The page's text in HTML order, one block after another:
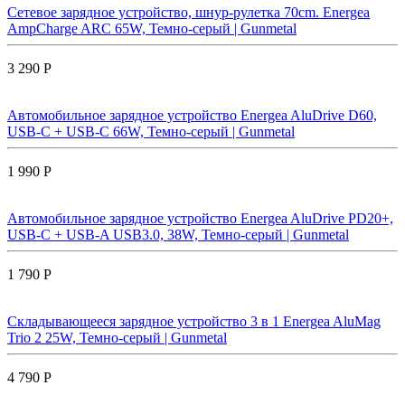
Сетевое зарядное устройство, шнур-рулетка 70cm. Energea
AmpCharge ARC 65W, Темно-серый | Gunmetal
3 290 Р
Автомобильное зарядное устройство Energea AluDrive D60,
USB-C + USB-С 66W, Темно-серый | Gunmetal
1 990 Р
Автомобильное зарядное устройство Energea AluDrive PD20+,
USB-C + USB-A USB3.0, 38W, Темно-серый | Gunmetal
1 790 Р
Складывающееся зарядное устройство 3 в 1 Energea AluMag
Trio 2 25W, Темно-серый | Gunmetal
4 790 Р